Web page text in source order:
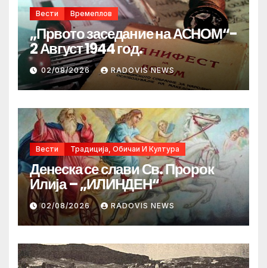
Вести Времеплов
„Првото заседание на АСНОМ“-
2 Август 1944 год.
02/08/2026 RADOVIS NEWS
Вести Традиција, Обичаи И Култура
Денеска се слави Св. Пророк
Илија – „ИЛИНДЕН“
02/08/2026 RADOVIS NEWS